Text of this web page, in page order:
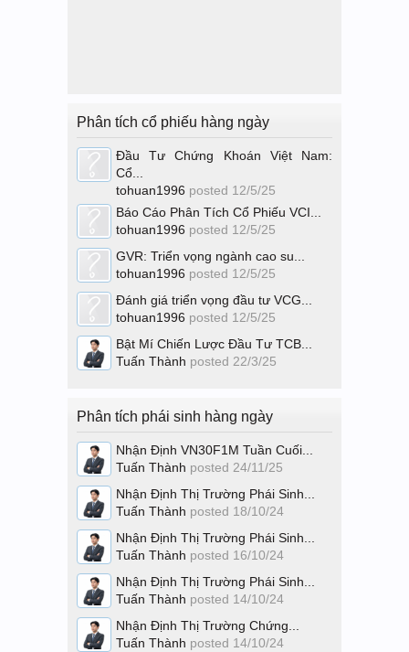
Phân tích cổ phiếu hàng ngày
Đầu Tư Chứng Khoán Việt Nam:
Cổ...
tohuan1996 posted 12/5/25
Báo Cáo Phân Tích Cổ Phiếu VCI...
tohuan1996 posted 12/5/25
GVR: Triển vọng ngành cao su...
tohuan1996 posted 12/5/25
Đánh giá triển vọng đầu tư VCG...
tohuan1996 posted 12/5/25
Bật Mí Chiến Lược Đầu Tư TCB...
Tuấn Thành posted 22/3/25
Phân tích phái sinh hàng ngày
Nhận Định VN30F1M Tuần Cuối...
Tuấn Thành posted 24/11/25
Nhận Định Thị Trường Phái Sinh...
Tuấn Thành posted 18/10/24
Nhận Định Thị Trường Phái Sinh...
Tuấn Thành posted 16/10/24
Nhận Định Thị Trường Phái Sinh...
Tuấn Thành posted 14/10/24
Nhận Định Thị Trường Chứng...
Tuấn Thành posted 14/10/24